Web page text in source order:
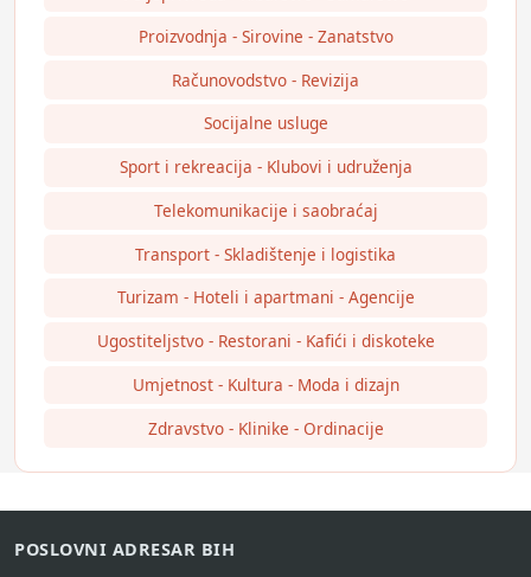
Proizvodnja - Sirovine - Zanatstvo
Računovodstvo - Revizija
Socijalne usluge
Sport i rekreacija - Klubovi i udruženja
Telekomunikacije i saobraćaj
Transport - Skladištenje i logistika
Turizam - Hoteli i apartmani - Agencije
Ugostiteljstvo - Restorani - Kafići i diskoteke
Umjetnost - Kultura - Moda i dizajn
Zdravstvo - Klinike - Ordinacije
POSLOVNI ADRESAR BIH